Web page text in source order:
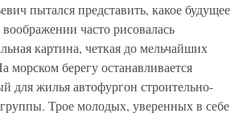
пытался представить, какое будущее
часто рисовалась
картина, четкая до мельчайших
морском берегу останавливается
для жилья автофургон строительно-
Трое молодых, уверенных в себе